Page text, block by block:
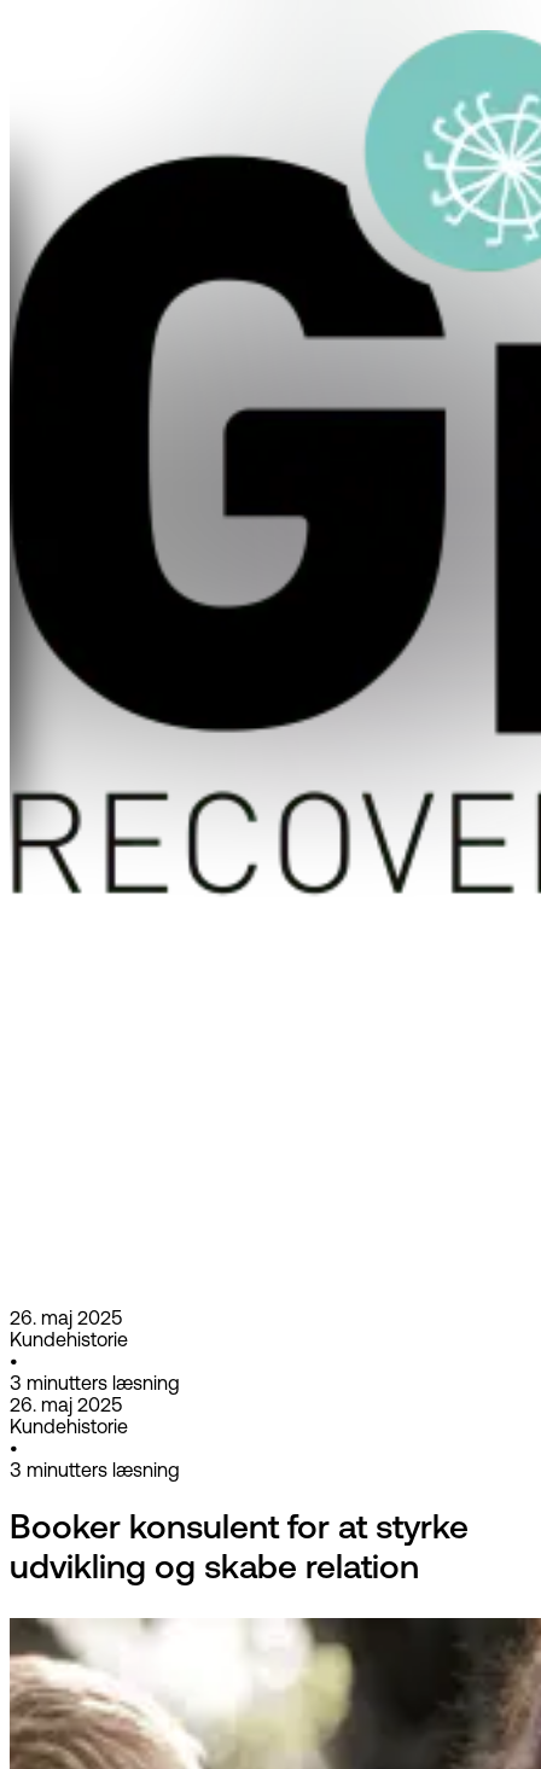
26. maj 2025
Kundehistorie
•
3 minutters læsning
26. maj 2025
Kundehistorie
•
3 minutters læsning
Booker konsulent for at styrke
udvikling og skabe relation